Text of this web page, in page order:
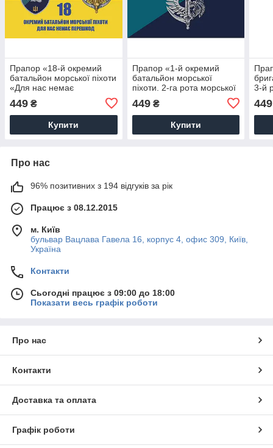
Прапор «18-й окремий
батальйон морської піхоти
«Для нас немає
449 ₴
Купити
Прапор «1-й окремий
батальйон морської
піхоти. 2-га рота морської
449₴
Купити
3-й
449
Про нас
96% позитивних з 194 відгуків за рік
Працює з 08.12.2015
м. Київ
бульвар Вацлава Гавела 16, корпус 4, офис 309, Київ,
Україна
Контакти
Сьогодні працює з 09:00 до 18:00
Показати весь графік роботи
Про нас
Контакти
Доставка та оплата
Графік роботи